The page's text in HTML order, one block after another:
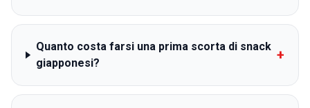
Quanto costa farsi una prima scorta di snack
giapponesi?
+